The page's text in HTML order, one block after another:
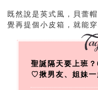
既然說是英式風，貝蕾
覺再提個小皮箱，就能
聖誕隔天要上班
♡揪男友、姐妹一